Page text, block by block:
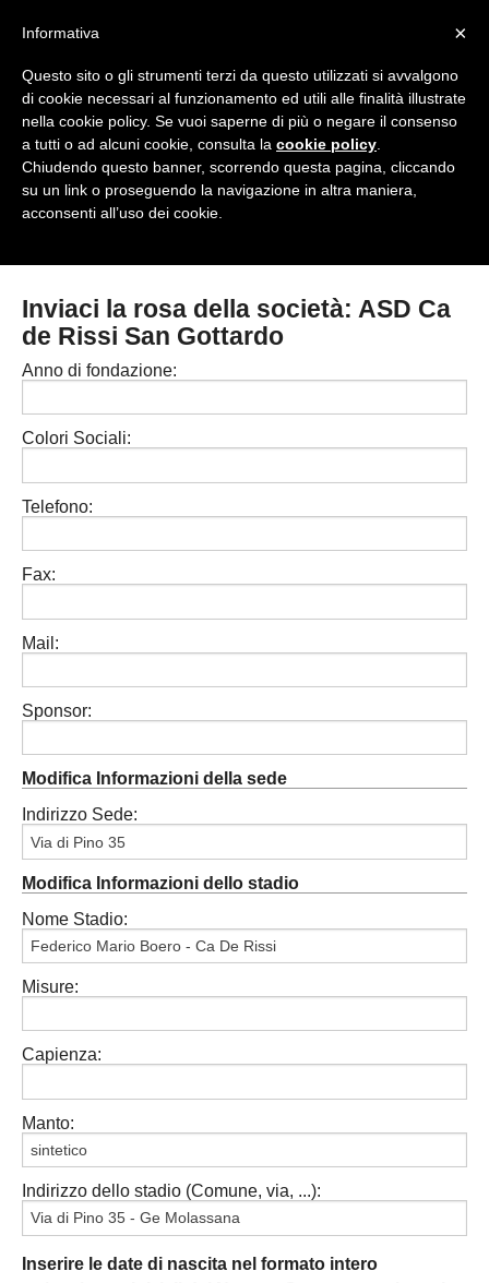
Top Menu
HOME
Accedi / Registrati
PROVINCE
CHIAVARI
GENOVA
IMPERIA
LA SPEZIA
Carica la tua Rosa
Campionati e Risultati:
Inviaci la rosa della società: ASD Ca
de Rissi San Gottardo
Anno di fondazione:
Colori Sociali:
Telefono:
Fax:
Mail:
Sponsor:
Modifica Informazioni della sede
Indirizzo Sede:
Modifica Informazioni dello stadio
Nome Stadio:
Misure:
Capienza:
Manto:
Indirizzo dello stadio (Comune, via, ...):
Inserire le date di nascita nel formato intero
×
Informativa
Questo sito o gli strumenti terzi da questo utilizzati si avvalgono
di cookie necessari al funzionamento ed utili alle finalità illustrate
nella cookie policy. Se vuoi saperne di più o negare il consenso
a tutti o ad alcuni cookie, consulta la cookie policy
Chiudendo questo banner, scorrendo questa pagina, cliccando
su un link o proseguendo la navigazione in altra maniera,
acconsenti all’uso dei cookie.